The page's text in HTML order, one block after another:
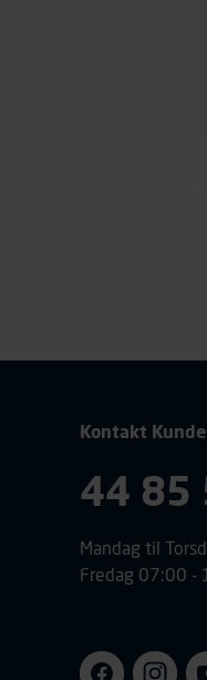
Kontakt
44 85
Mandag til
Fredag 07:00 -